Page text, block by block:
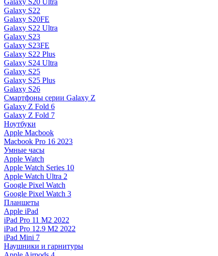
Galaxy S20 Ultra
Galaxy S22
Galaxy S20FE
Galaxy S22 Ultra
Galaxy S23
Galaxy S23FE
Galaxy S22 Plus
Galaxy S24 Ultra
Galaxy S25
Galaxy S25 Plus
Galaxy S26
Смартфоны серии Galaxy Z
Galaxy Z Fold 6
Galaxy Z Fold 7
Ноутбуки
Apple Macbook
Macbook Pro 16 2023
Умные часы
Apple Watch
Apple Watch Series 10
Apple Watch Ultra 2
Google Pixel Watch
Google Pixel Watch 3
Планшеты
Apple iPad
iPad Pro 11 M2 2022
iPad Pro 12.9 M2 2022
iPad Mini 7
Наушники и гарнитуры